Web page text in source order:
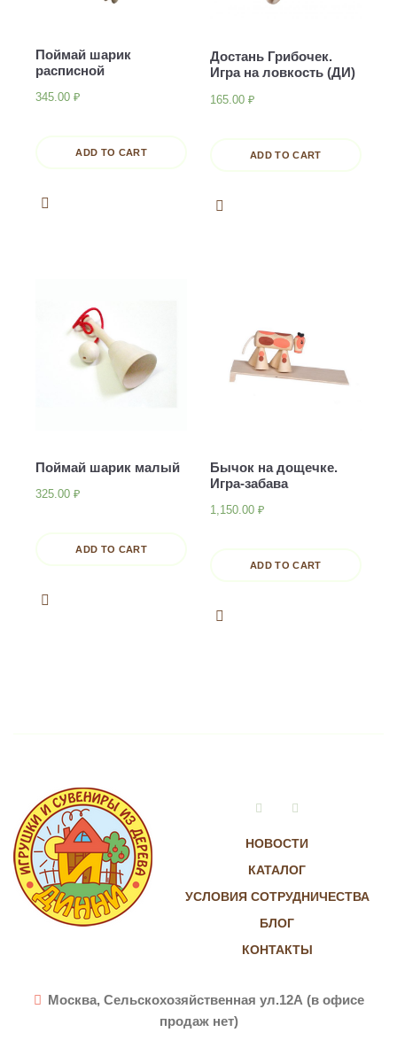
Поймай шарик
расписной
345.00 ₽
ADD TO CART
Достань Грибочек.
Игра на ловкость (ДИ)
165.00 ₽
ADD TO CART
Поймай шарик малый
325.00 ₽
ADD TO CART
Бычок на дощечке.
Игра-забава
1,150.00 ₽
ADD TO CART
НОВОСТИ
КАТАЛОГ
УСЛОВИЯ СОТРУДНИЧЕСТВА
БЛОГ
КОНТАКТЫ
VkontakteInstagram
Москва, Сельскохозяйственная ул.12А (в офисе
продаж нет)